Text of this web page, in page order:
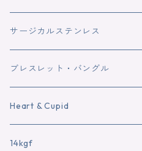
サージカルステンレス
ブレスレット・バングル
Heart & Cupid
14kgf